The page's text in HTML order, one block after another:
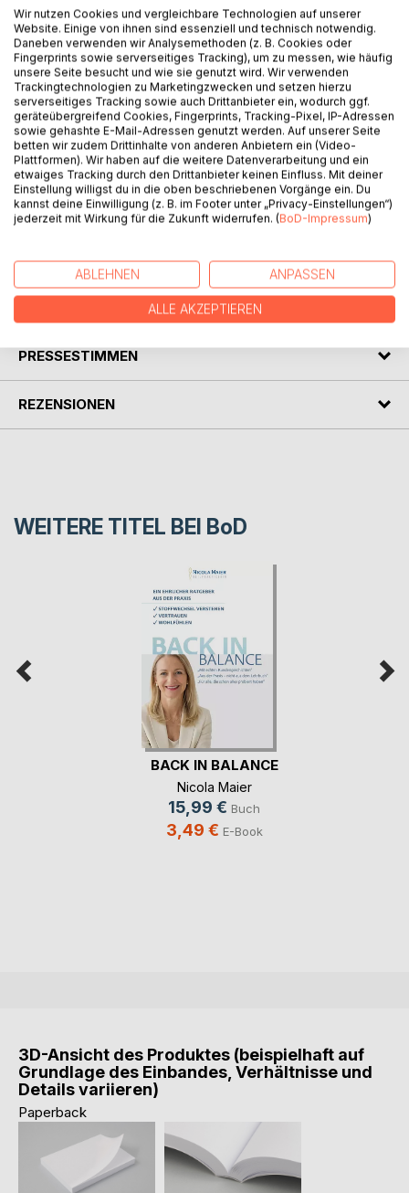
BESCHREIBUNG
"Psychose: Wähle die Kunst um die Wirklichkeit zu
verändern" ist eine Sammlung von Gedichten und Texten,
die zur Relativierung menschlichen Leids beitragen soll. Der
Autor selbst ist ein Mensch, der die Irrwege des
menschlichen Verstands kennenlernen musste und wie es
der Titel schon sagt einen Weg findet, um
Glaubensgrundsätze innerhalb seiner Werke und durch die
Kunst zu relativieren.
PRESSESTIMMEN
REZENSIONEN
WEITERE TITEL BEI BoD
BACK IN BALANCE
Nicola Maier
15,99 € Buch
3,49 € E-Book
3D-Ansicht des Produktes (beispielhaft auf
Grundlage des Einbandes, Verhältnisse und
Details variieren)
Paperback
Wir nutzen Cookies und vergleichbare Technologien auf unserer
Website. Einige von ihnen sind essenziell und technisch notwendig.
Daneben verwenden wir Analysemethoden (z. B. Cookies oder
Fingerprints sowie serverseitiges Tracking), um zu messen, wie häufig
unsere Seite besucht und wie sie genutzt wird. Wir verwenden
Trackingtechnologien zu Marketingzwecken und setzen hierzu
serverseitiges Tracking sowie auch Drittanbieter ein, wodurch ggf.
geräteübergreifend Cookies, Fingerprints, Tracking-Pixel, IP-Adressen
sowie gehashte E-Mail-Adressen genutzt werden. Auf unserer Seite
betten wir zudem Drittinhalte von anderen Anbietern ein (Video-
Plattformen). Wir haben auf die weitere Datenverarbeitung und ein
etwaiges Tracking durch den Drittanbieter keinen Einfluss. Mit deiner
Einstellung willigst du in die oben beschriebenen Vorgänge ein. Du
kannst deine Einwilligung (z. B. im Footer unter „Privacy-Einstellungen“)
jederzeit mit Wirkung für die Zukunft widerrufen. (BoD-Impressum)
ABLEHNEN ANPASSEN
ALLE AKZEPTIEREN